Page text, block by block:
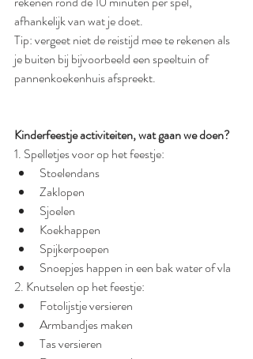
afhankelijk van wat je doet.
Tip: vergeet niet de reistijd mee te rekenen als
je buiten bij bijvoorbeeld een speeltuin of
pannenkoekenhuis afspreekt.
Kinderfeestje activiteiten, wat gaan we doen?
1. Spelletjes voor op het feestje:
Stoelendans
Zaklopen
Sjoelen
Koekhappen
Spijkerpoepen
Snoepjes happen in een bak water of vla
2. Knutselen op het feestje:
Fotolijstje versieren
Armbandjes maken
Tas versieren